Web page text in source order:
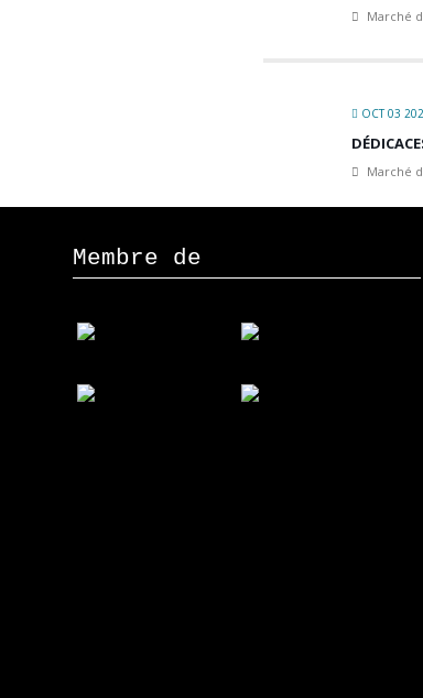
Marché
OCT 03
Marché
Membre de